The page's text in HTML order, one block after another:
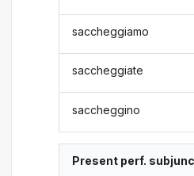
saccheggiamo
saccheggiate
saccheggino
Present perf.